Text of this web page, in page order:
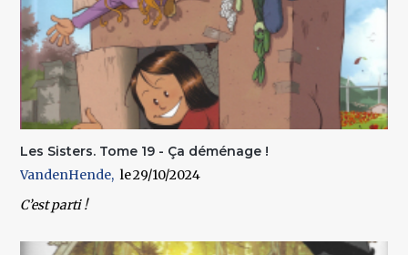
Les Sisters. Tome 19 - Ça déménage !
VandenHende
29/10/2024
C’est parti !